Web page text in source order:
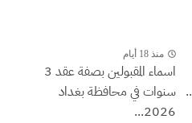
منذ 18 أيام
اسماء المقبولين بصفة عقد 3
سنوات في محافظة بغداد
2026...